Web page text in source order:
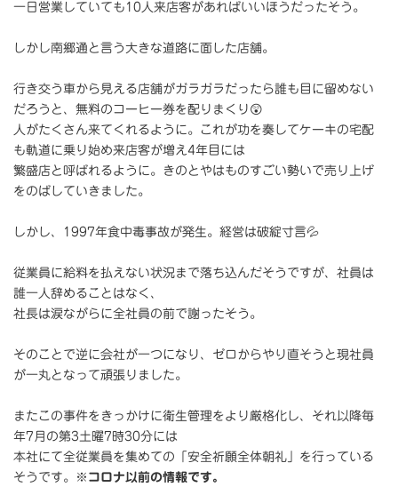
一日営業していても10人来店客があればいいほうだったそう。
しかし南郷通と言う大きな道路に面した店舗。
行き交う車から見える店舗がガラガラだったら誰も目に留めない
だろうと、無料のコーヒー券を配りまくり😲
人がたくさん来てくれるように。これが功を奏してケーキの宅配
も軌道に乗り始め来店客が増え4年目には
繁盛店と呼ばれるように。きのとやはものすごい勢いで売り上げ
をのばしていきました。
しかし、1997年食中毒事故が発生。経営は破綻寸言💦
従業員に給料を払えない状況まで落ち込んだそうですが、社員は
誰一人辞めることはなく、
社長は涙ながらに全社員の前で謝ったそう。
そのことで逆に会社が一つになり、ゼロからやり直そうと現社員
が一丸となって頑張りました。
またこの事件をきっかけに衛生管理をより厳格化し、それ以降毎
年7月の第3土曜7時30分には
本社にて全従業員を集めての「安全祈願全体朝礼」を行っている
そうです。※ コロナ以前の情報です。